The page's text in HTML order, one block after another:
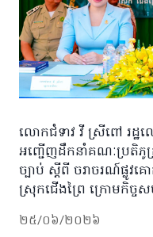
លោកជំទាវ វី ស្រីពៅ រដ្ឋល
អញ្ជើញដឹកនាំគណៈប្រតិភូក្
ច្បាប់ ស្តីពី ចរាចរណ៍ផ្លូ
ស្រុកជើងព្រៃ ក្រោមកិច្ចស
២៥/០៦/២០២៦